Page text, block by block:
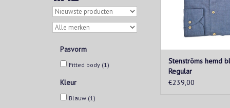
Pasvorm
Fitted body (1)
Kleur
Blauw (1)
Stenströms hemd
Regular
€239,00